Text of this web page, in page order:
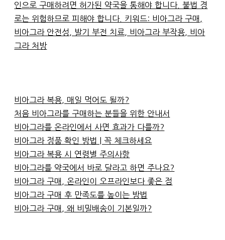
인으로 구매하려면 허가된 약국을 통해야 합니다. 불법 경
로는 위험하므로 피해야 합니다. 키워드: 비아그라 구매,
비아그라 안전성, 발기 부전 치료, 비아그라 부작용, 비아
그라 처방
비아그라 복용, 매일 먹어도 될까?
처음 비아그라를 구매하는 분들을 위한 안내서
비아그라를 온라인에서 사면 효과가 다를까?
비아그라 정품 확인 방법 | 꼭 체크하세요
비아그라 복용 시 연령별 주의사항
비아그라를 약국에서 바로 달라고 하면 주나요?
비아그라 구매, 온라인이 오프라인보다 좋은 점
비아그라 구매 후 만족도를 높이는 방법
비아그라 구매, 왜 비밀배송이 기본일까?